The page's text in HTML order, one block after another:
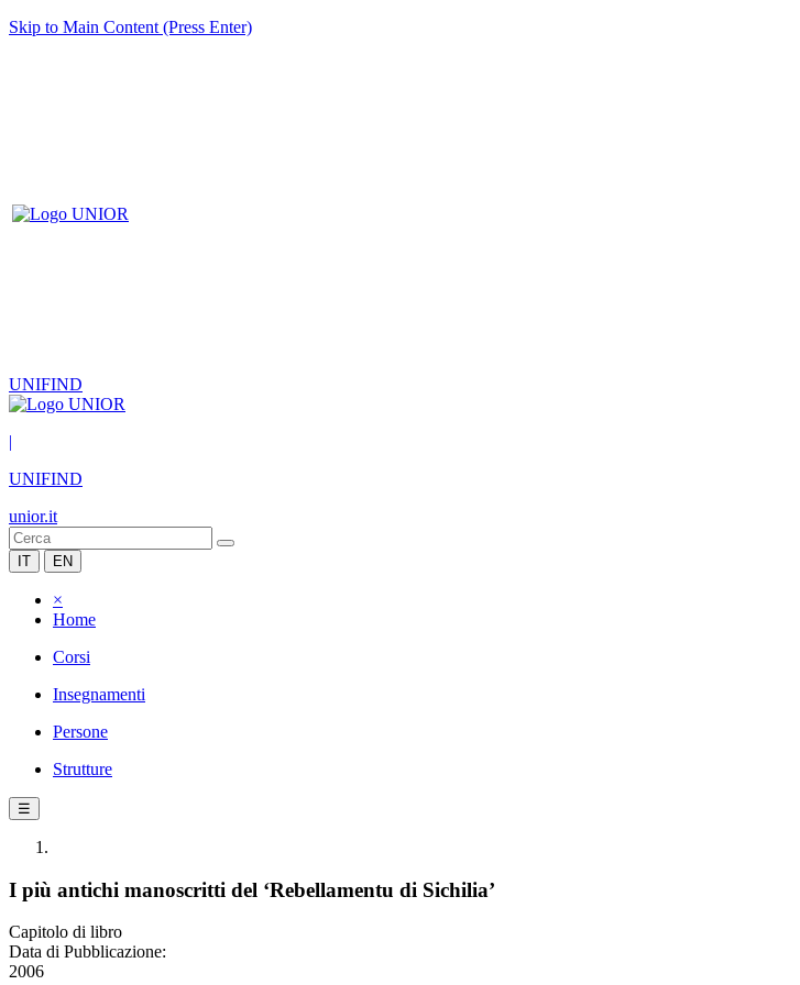
Skip to Main Content (Press Enter)
UNIFIND
|
UNIFIND
unior.it
IT EN
×
Home
Corsi
Insegnamenti
Persone
Strutture
☰
I più antichi manoscritti del ‘Rebellamentu di Sichilia’
Capitolo di libro
Data di Pubblicazione:
2006